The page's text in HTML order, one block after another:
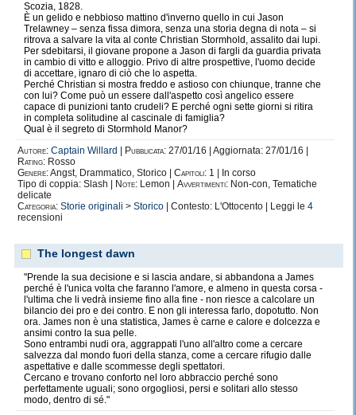
Scozia, 1828.
È un gelido e nebbioso mattino d'inverno quello in cui Jason
Trelawney – senza fissa dimora, senza una storia degna di nota – si
ritrova a salvare la vita al conte Christian Stormhold, assalito dai lupi.
Per sdebitarsi, il giovane propone a Jason di fargli da guardia privata
in cambio di vitto e alloggio. Privo di altre prospettive, l'uomo decide
di accettare, ignaro di ciò che lo aspetta.
Perché Christian si mostra freddo e astioso con chiunque, tranne che
con lui? Come può un essere dall'aspetto così angelico essere
capace di punizioni tanto crudeli? E perché ogni sette giorni si ritira
in completa solitudine al cascinale di famiglia?
Qual è il segreto di Stormhold Manor?
Autore: Captain Willard Pubblicata: 27/01/16 | Aggiornata: 27/01/16 |
Rating: Rosso
Genere:Angst, Drammatico, Storico | Capitoli: 1 | In corso
Tipo di coppia: Slash |
Note: Lemon | Avvertimenti: Non-con, Tematiche
delicate
Categoria: Storie originali > Storico | Contesto: L'Ottocento | Leggi le 4
recensioni
The longest dawn
"Prende la sua decisione e si lascia andare, si abbandona a James
perché è l'unica volta che faranno l'amore, e almeno in questa corsa -
l'ultima che li vedrà insieme fino alla fine - non riesce a calcolare un
bilancio dei pro e dei contro. E non gli interessa farlo, dopotutto. Non
ora. James non è una statistica, James è carne e calore e dolcezza e
ansimi contro la sua pelle.
Sono entrambi nudi ora, aggrappati l'uno all'altro come a cercare
salvezza dal mondo fuori della stanza, come a cercare rifugio dalle
aspettative e dalle scommesse degli spettatori.
Cercano e trovano conforto nel loro abbraccio perché sono
perfettamente uguali; sono orgogliosi, persi e solitari allo stesso
modo, dentro di sé."